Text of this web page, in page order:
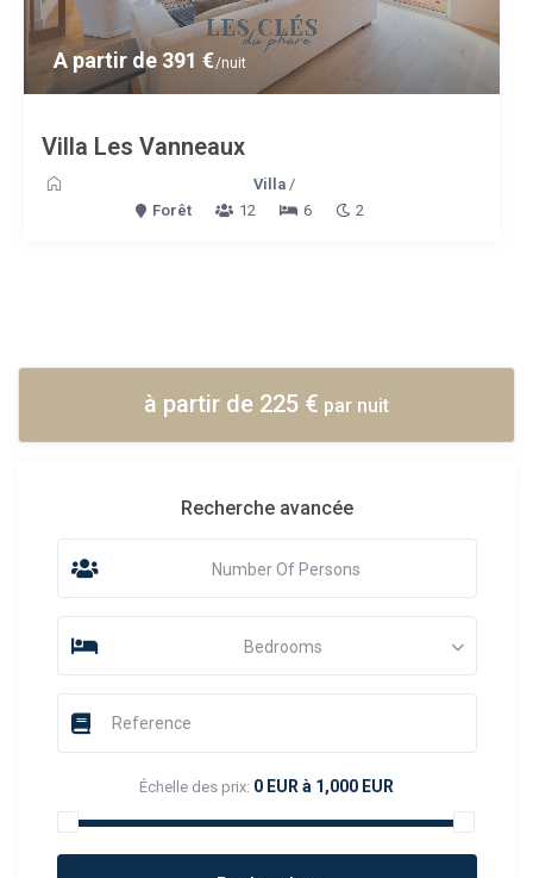
A partir de 391 €/nuit
Villa Les Vanneaux
Villa/
Forêt
12 6 2
à partir de 225 € par nuit
Recherche avancée
Number Of Persons
Bedrooms
Échelle des prix: 0 EUR à 1,000 EUR